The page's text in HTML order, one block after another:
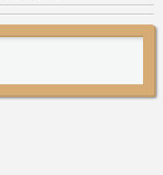
Ellen Fuhr öffnen